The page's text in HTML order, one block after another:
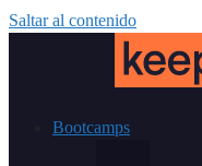
Saltar al contenido
Bootcamps